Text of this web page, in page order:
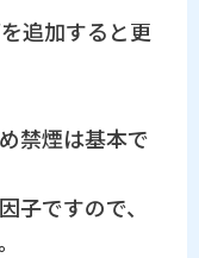
追加すると更
禁煙は基本で
子ですので、